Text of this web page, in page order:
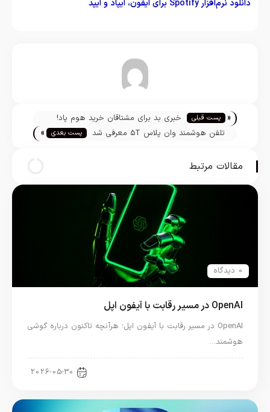
دانلود نرم‌افزار Spotify برای آیفون، آیپاد و آیپد
تیم تحریریه « پست قبلی
خبری بد برای مشتاقان خرید هوم پاد!
تلفن هوشمند وان پلاس 5T معرفی شد
پست بعدی »
مقالات مرتبط
0 دیدگاه
OpenAI در مسیر رقابت با آیفون اپل
OpenAI در مسیر رقابت با آیفون اپل؛ هرآنچه تاکنون درباره گوشی
هوشمند…
2026-05-30